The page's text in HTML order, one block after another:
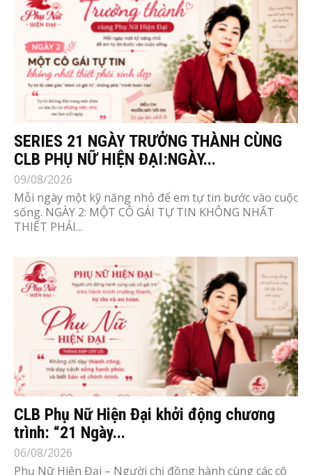
SERIES 21 NGÀY TRƯỞNG THÀNH CÙNG
CLB PHỤ NỮ HIỆN ĐẠI:NGÀY...
09/08/2026
Mỗi ngày một kỹ năng nhỏ để em tự tin bước vào cuộc
sống. NGÀY 2: MỘT CÔ GÁI TỰ TIN KHÔNG NHẤT
THIẾT PHẢI...
CLB Phụ Nữ Hiện Đại khởi động chương
trình: “21 Ngày...
06/08/2026
Phụ Nữ Hiện Đại – Người chị đồng hành cùng các cô